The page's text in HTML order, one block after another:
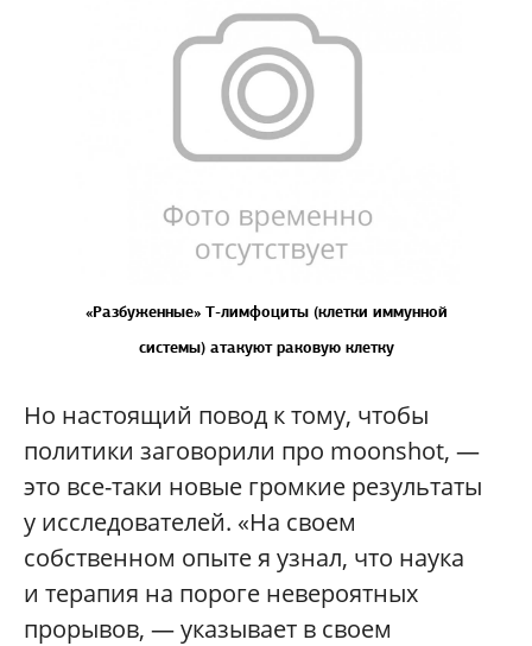
«Разбуженные» Т-лимфоциты (клетки иммунной
системы) атакуют раковую клетку
Но настоящий повод к тому, чтобы
политики заговорили про moonshot, —
это все-таки новые громкие результаты
у исследователей. «На своем
собственном опыте я узнал, что наука
и терапия на пороге невероятных
прорывов, — указывает в своем